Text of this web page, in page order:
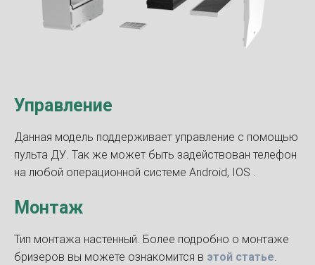
Управление
Данная модель поддерживает управление с помощью
пульта ДУ. Так же может быть задействован телефон
на любой операционной системе Android, IOS .
Монтаж
Тип монтажа настенный. Более подробно о монтаже
бризеров вы можете ознакомится в этой статье.